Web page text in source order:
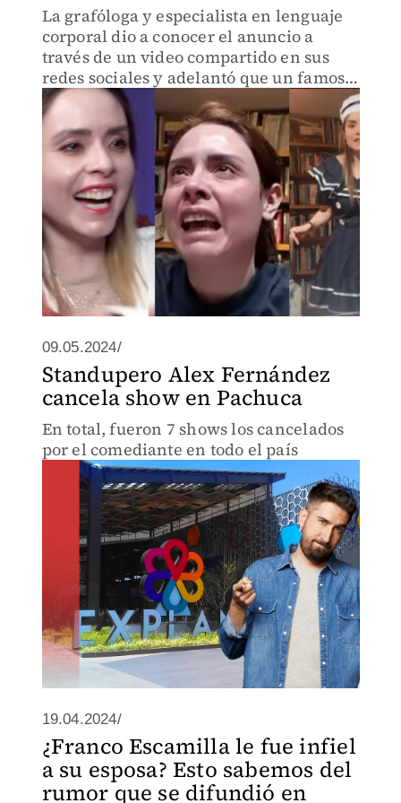
La grafóloga y especialista en lenguaje
corporal dio a conocer el anuncio a
través de un video compartido en sus
redes sociales y adelantó que un famoso
comediante la apoyará para aprender
sobre ese género.
09.05.2024/
Standupero Alex Fernández
cancela show en Pachuca
En total, fueron 7 shows los cancelados
por el comediante en todo el país
19.04.2024/
¿Franco Escamilla le fue infiel
a su esposa? Esto sabemos del
rumor que se difundió en